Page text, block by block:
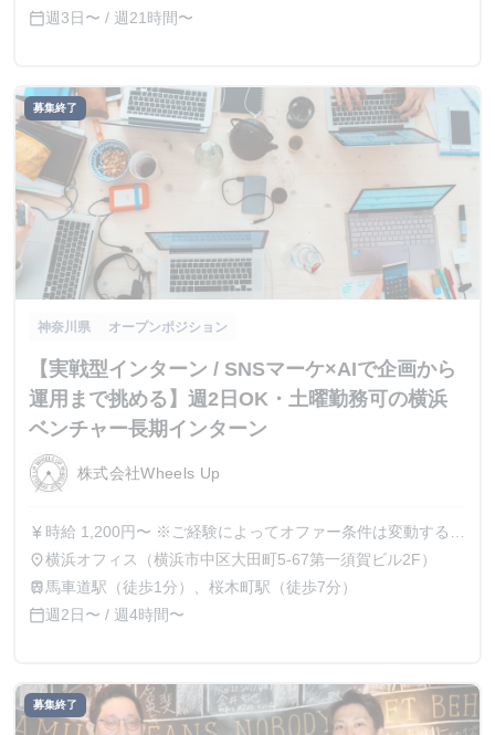
calendar_today週3日〜 / 週21時間〜
募集終了
神奈川県 オープンポジション
【実戦型インターン / SNSマーケ×AIで企画から
運用まで挑める】週2日OK・土曜勤務可の横浜
ベンチャー長期インターン
株式会社Wheels Up
currency_yen 時給 1,200円〜 ※ご経験によってオファー条件は変動する可
能性がございます。 ※金額によっては、業務委託契約での
採用となる場合もございます。
place横浜オフィス（横浜市中区大田町5-67第一須賀ビル2F）
train 馬車道駅（徒歩1分）、桜木町駅（徒歩7分）
calendar_today週2日〜 / 週4時間〜
募集終了